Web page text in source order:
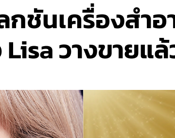
กชันเครื่องสำ
วางขายแ